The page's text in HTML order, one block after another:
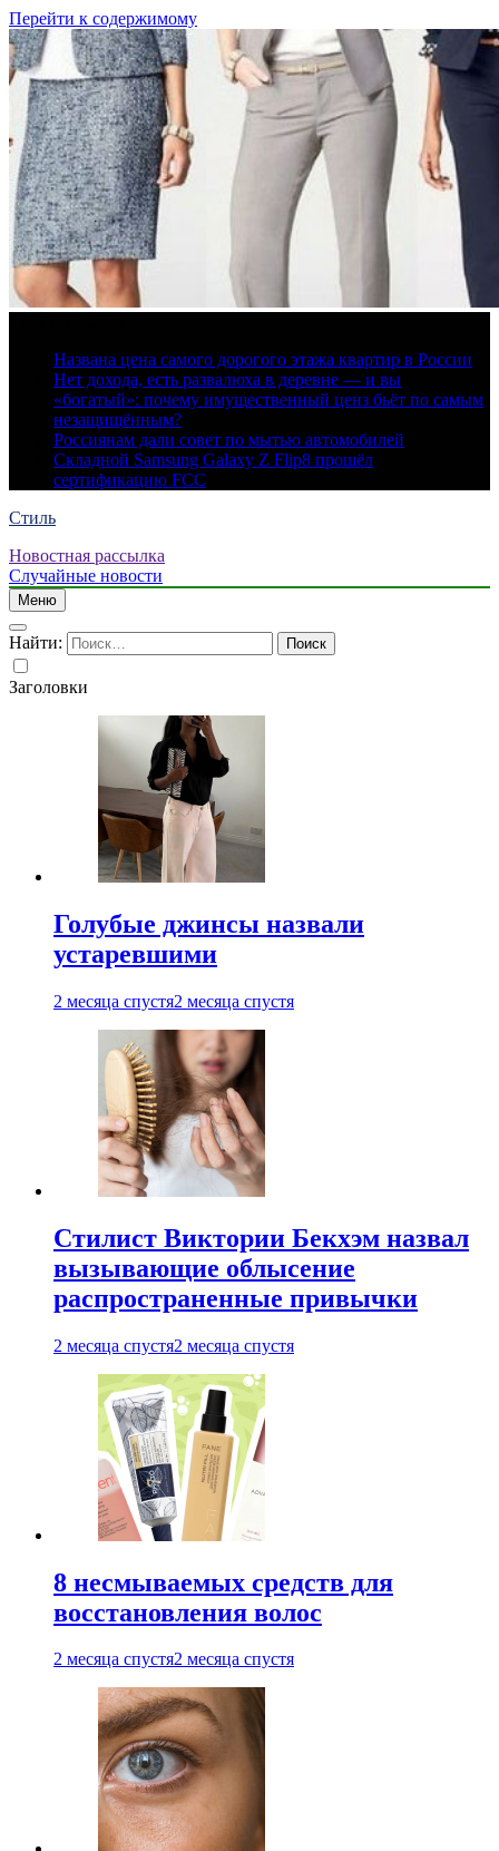
Перейти к содержимому
Названа цена самого дорогого этажа квартир в России
Нет дохода, есть развалюха в деревне — и вы
«богатый»: почему имущественный ценз бьёт по самым
незащищённым?
Россиянам дали совет по мытью автомобилей
Складной Samsung Galaxy Z Flip8 прошёл
сертификацию FCC
Стиль
Новостная рассылка
Случайные новости
Меню
Найти:
Заголовки
Голубые джинсы назвали
устаревшими
2 месяца спустя2 месяца спустя
Стилист Виктории Бекхэм назвал
вызывающие облысение
распространенные привычки
2 месяца спустя2 месяца спустя
8 несмываемых средств для
восстановления волос
2 месяца спустя2 месяца спустя